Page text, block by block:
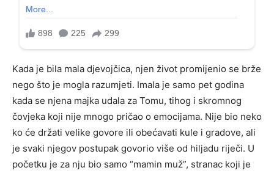
Kada je bila mala djevojčica, njen život promijenio se brže
nego što je mogla razumjeti. Imala je samo pet godina
kada se njena majka udala za Tomu, tihog i skromnog
čovjeka koji nije mnogo pričao o emocijama. Nije bio neko
ko će držati velike govore ili obećavati kule i gradove, ali
je svaki njegov postupak govorio više od hiljadu riječi. U
početku je za nju bio samo “mamin muž”, stranac koji je